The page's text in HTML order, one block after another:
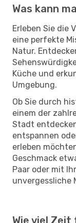
Was kann
Erleben Sie die
eine perfekte
Natur.
Küche und
Umgebung.
Ob Sie durch
einem der
Stadt
entspannen
erleben
Geschmack
Paar oder mit
unvergessliche
Wie viel